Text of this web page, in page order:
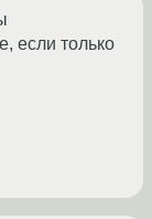
если только